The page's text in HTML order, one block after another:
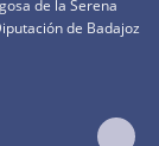
de la Serena
de Badajoz